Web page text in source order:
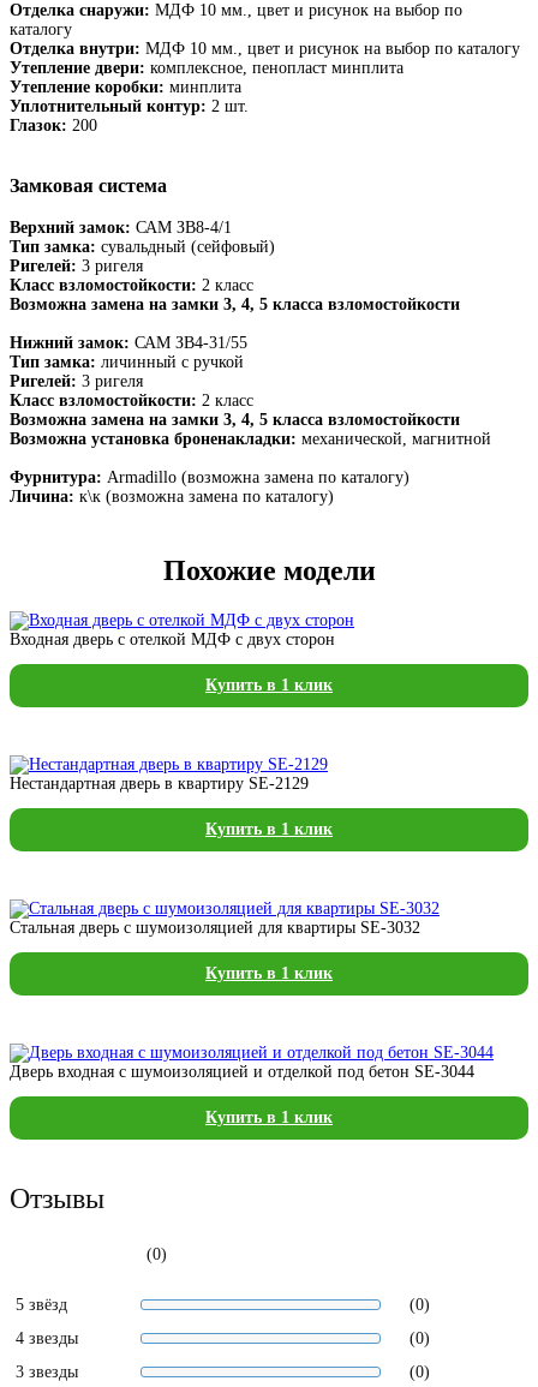
Отделка снаружи: МДФ 10 мм., цвет и рисунок на выбор по
каталогу
Отделка внутри: МДФ 10 мм., цвет и рисунок на выбор по каталогу
Утепление двери: комплексное, пенопласт минплита
Утепление коробки: минплита
Уплотнительный контур: 2 шт.
Глазок: 200
Замковая система
Верхний замок: САМ ЗВ8-4/1
Тип замка: сувальдный (сейфовый)
Ригелей: 3 ригеля
Класс взломостойкости: 2 класс
Возможна замена на замки 3, 4, 5 класса взломостойкости
Нижний замок: САМ ЗВ4-31/55
Тип замка: личинный с ручкой
Ригелей: 3 ригеля
Класс взломостойкости: 2 класс
Возможна замена на замки 3, 4, 5 класса взломостойкости
Возможна установка броненакладки: механической, магнитной
Фурнитура: Armadillo (возможна замена по каталогу)
Личина: к\к (возможна замена по каталогу)
Похожие модели
Входная дверь с отелкой МДФ с двух сторон
Купить в 1 клик
Нестандартная дверь в квартиру SE-2129
Купить в 1 клик
Стальная дверь с шумоизоляцией для квартиры SE-3032
Купить в 1 клик
Дверь входная с шумоизоляцией и отделкой под бетон SE-3044
Купить в 1 клик
Отзывы
(0)
5 звёзд
(0)
4 звезды
(0)
3 звезды
(0)